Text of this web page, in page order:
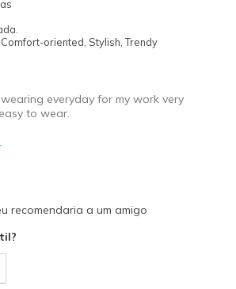
Comfort-oriented, Stylish, Trendy
everyday for my work very
to wear.
recomendaria a um amigo